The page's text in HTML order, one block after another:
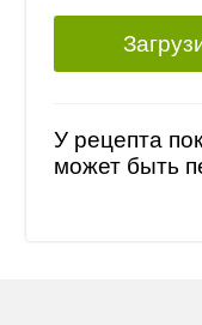
У рецепта
может быть